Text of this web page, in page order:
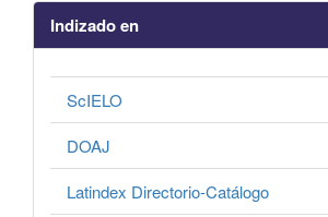
Indizado en
ScIELO
DOAJ
Latindex Directorio-Catálogo